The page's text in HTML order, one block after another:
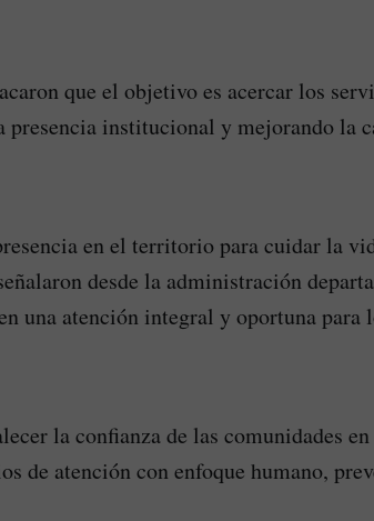
que el objetivo es acercar los
institucional y mejorando la
en el territorio para cuidar la
desde la administración
una atención integral y oportuna para
la confianza de las comunidades
de atención con enfoque humano,